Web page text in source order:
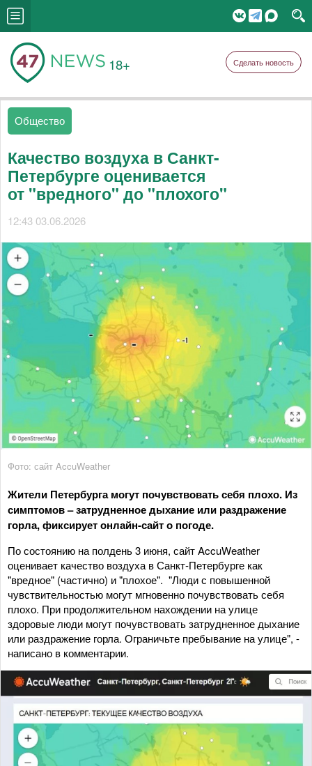
18+ Сделать новость
Общество
Качество воздуха в Санкт-
Петербурге оценивается
от "вредного" до "плохого"
12:43 03.06.2026
Фото: сайт AccuWeather
Жители Петербурга могут почувствовать себя плохо. Из
симптомов – затрудненное дыхание или раздражение
горла, фиксирует онлайн-сайт о погоде.
По состоянию на полдень 3 июня, сайт AccuWeather
оценивает качество воздуха в Санкт-Петербурге как
"вредное" (частично) и "плохое". "Люди с повышенной
чувствительностью могут мгновенно почувствовать себя
плохо. При продолжительном нахождении на улице
здоровые люди могут почувствовать затрудненное дыхание
или раздражение горла. Ограничьте пребывание на улице", -
написано в комментарии.